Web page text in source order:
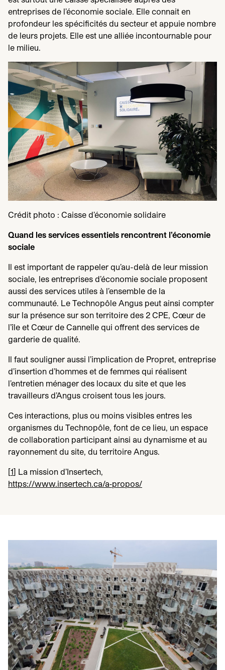
entreprises de l’économie sociale. Elle connait en
profondeur les spécificités du secteur et appuie nombre
de leurs projets. Elle est une alliée incontournable pour
le milieu.
Crédit photo : Caisse d’économie solidaire
Quand les services essentiels rencontrent l’économie
sociale
Il est important de rappeler qu’au-delà de leur mission
sociale, les entreprises d’économie sociale proposent
aussi des services utiles à l’ensemble de la
communauté. Le Technopôle Angus peut ainsi compter
sur la présence sur son territoire des 2 CPE, Cœur de
l’île et Cœur de Cannelle qui offrent des services de
garderie de qualité.
Il faut souligner aussi l’implication de Propret, entreprise
d’insertion d’hommes et de femmes qui réalisent
l’entretien ménager des locaux du site et que les
travailleurs d’Angus croisent tous les jours.
Ces interactions, plus ou moins visibles entres les
organismes du Technopôle, font de ce lieu, un espace
de collaboration participant ainsi au dynamisme et au
rayonnement du site, du territoire Angus.
[1] La mission d’Insertech,
https://www.insertech.ca/a‑propos/